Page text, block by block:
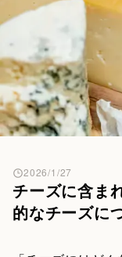
チーズに含ま
的なチーズに
2026/1/27